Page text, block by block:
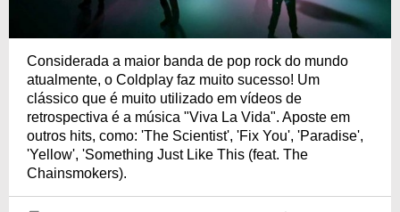
Considerada a maior banda de pop rock do mundo
atualmente, o Coldplay faz muito sucesso! Um
clássico que é muito utilizado em vídeos de
retrospectiva é a música "Viva La Vida". Aposte em
outros hits, como: 'The Scientist', 'Fix You', 'Paradise',
'Yellow', 'Something Just Like This (feat. The
Chainsmokers).